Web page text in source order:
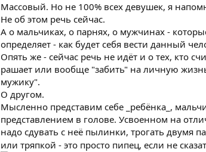
Массовый. Но не 100% всех девушек, я
Не об этом речь сейчас.
А о мальчиках, о парнях, о мужчинах -
определяет - как будет себя вести данный
Опять же - сейчас речь не идёт и о тех, кто
рашает или вообще "забить" на личную
мужику".
О другом.
Мысленно представим себе _ребёнка_,
представлением в голове. Усвоенном на
надо сдувать с неё пылинки, трогать двумя
или тряпкой - это просто пипец, если не